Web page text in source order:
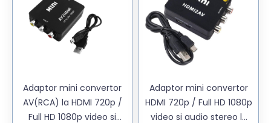
Adaptor mini convertor
AV(RCA) la HDMI 720p /
Full HD 1080p video si
Adaptor mini convertor
HDMI 720p / Full HD 1080p
video si audio stereo la